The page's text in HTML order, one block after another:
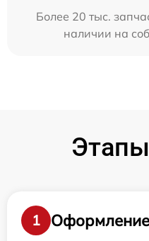
Более 20 тыс.
наличии на
1